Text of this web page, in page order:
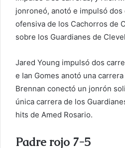
jonroneó, anotó e impulsó
ofensiva de los Cachorros de
sobre los Guardianes de
Jared Young impulsó dos
e Ian Gomes anotó una
Brennan conectó un jonrón
única carrera de los
hits de Amed Rosario.
Padre rojo 7-5